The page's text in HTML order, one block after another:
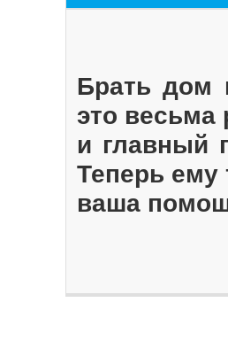
Брать дом
это весьма
и главный
Теперь ему
ваша